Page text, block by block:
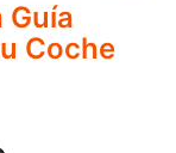
Guía
Coche